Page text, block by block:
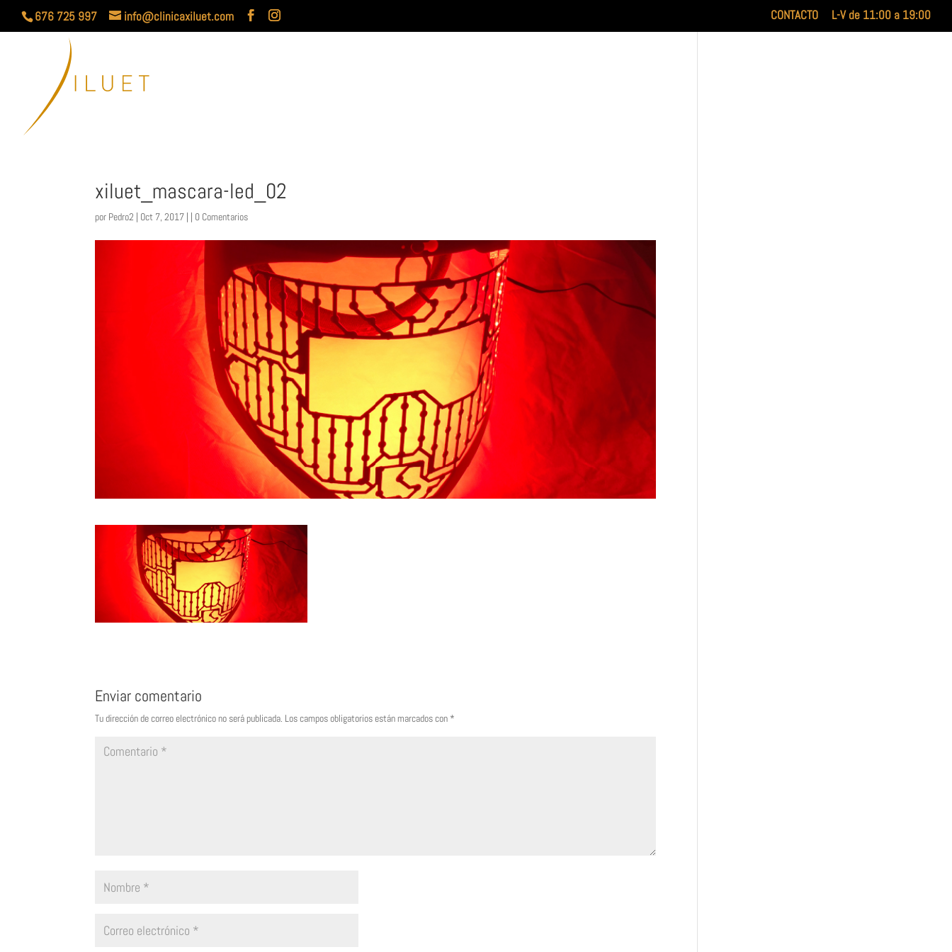
676 725 997 info@clinicaxiluet.com CONTACTO L-V de 11:00 a 19:00
xiluet_mascara-led_02
por Pedro2 | Oct 7, 2017 | | 0 Comentarios
Enviar comentario
Tu dirección de correo electrónico no será publicada. Los campos obligatorios están marcados con *